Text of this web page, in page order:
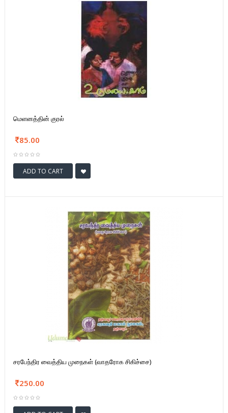
மெளனத்தின் குரல்
85.00
ADD TO CART
சரபேந்திர வைத்திய முநைகள் (வாதரோக சிகிச்சை)
250.00